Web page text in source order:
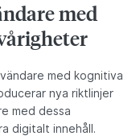
med
med kognitiva
nya riktlinjer
med dessa
digitalt innehåll.